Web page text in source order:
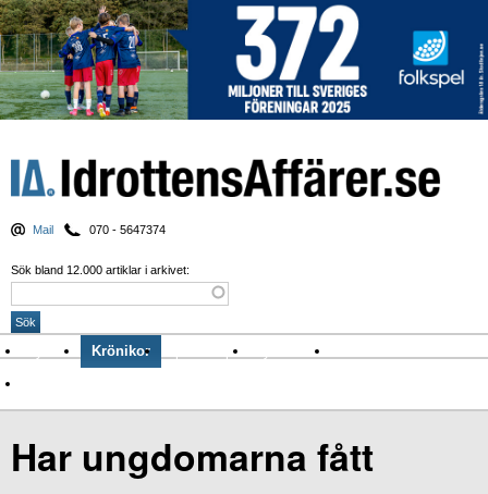
Mail 070 - 5647374
Sök bland 12.000 artiklar i arkivet:
Nyheter Krönikor Sport & spel Nyhetsbrev
Har ungdomarna fått